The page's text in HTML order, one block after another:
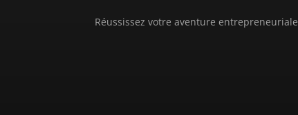
Réussissez votre aventure entrepreneuriale